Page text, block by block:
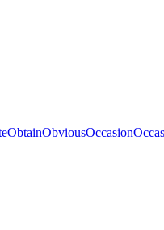
ObtainObviousOccasion